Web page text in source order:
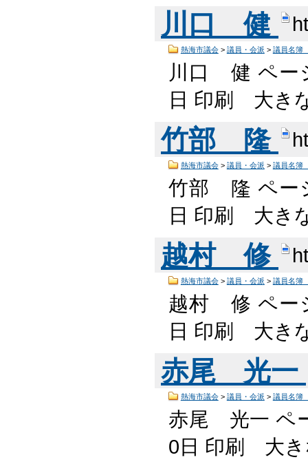
川口 健
熱海市議会> 議員・会派 > 議員名簿
川口 健 ペー
日 印刷 大き
竹部 隆
熱海市議会> 議員・会派 > 議員名簿
竹部 隆 ペー
日 印刷 大き
越村 修
熱海市議会> 議員・会派 > 議員名簿
越村 修 ペー
日 印刷 大き
赤尾 光一
熱海市議会> 議員・会派 > 議員名簿
赤尾 光一 ペ
0日 印刷 大き